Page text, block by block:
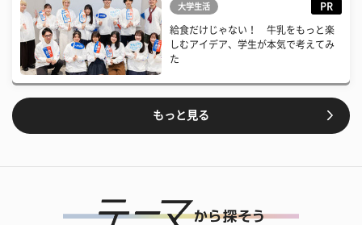
大学生活 PR
給食だけじゃない！ 牛乳をもっと楽
しむアイデア、学生が本気で考えてみ
た
もっと見る